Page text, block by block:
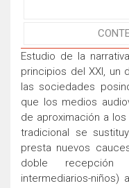
Estudio de la
principios del XXI, un
las sociedades
que los medios
de aproximación a
tradicional se
presta nuevos
doble
intermediarios-